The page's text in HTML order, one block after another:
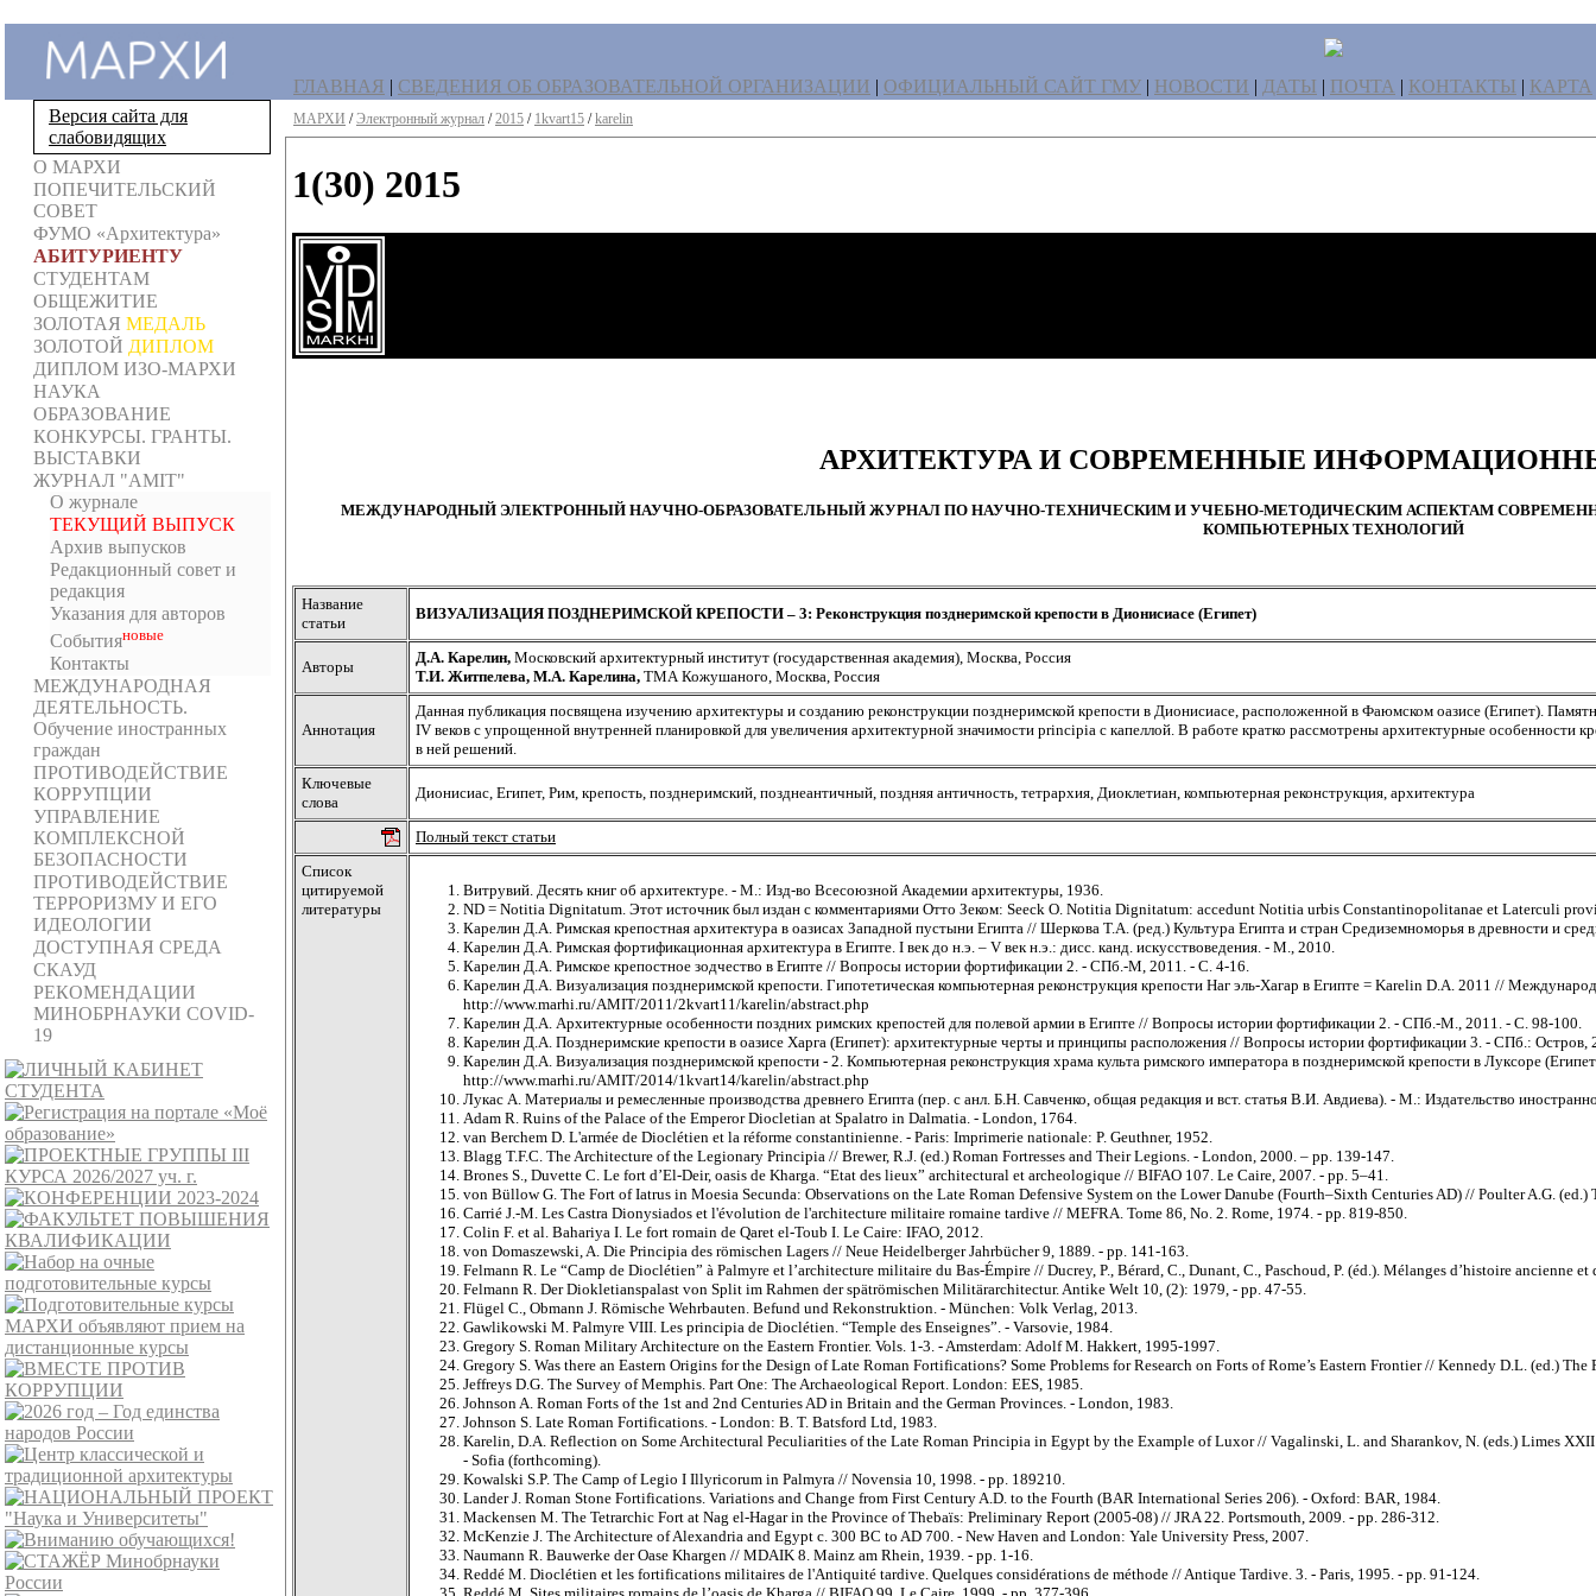
Версия сайта для
слабовидящих
О МАРХИ
ПОПЕЧИТЕЛЬСКИЙ
СОВЕТ
ФУМО «Архитектура»
АБИТУРИЕНТУ
СТУДЕНТАМ
ОБЩЕЖИТИЕ
ЗОЛОТАЯ МЕДАЛЬ
ЗОЛОТОЙ ДИПЛОМ
ДИПЛОМ ИЗО-МАРХИ
НАУКА
ОБРАЗОВАНИЕ
КОНКУРСЫ. ГРАНТЫ.
ВЫСТАВКИ
ЖУРНАЛ "AMIT"
О журнале
ТЕКУЩИЙ ВЫПУСК
Архив выпусков
Редакционный совет и
редакция
Указания для авторов
Событияновыe
Контакты
МЕЖДУНАРОДНАЯ
ДЕЯТЕЛЬНОСТЬ.
Обучение иностранных
граждан
ПРОТИВОДЕЙСТВИЕ
КОРРУПЦИИ
УПРАВЛЕНИЕ
КОМПЛЕКСНОЙ
БЕЗОПАСНОСТИ
ПРОТИВОДЕЙСТВИЕ
ТЕРРОРИЗМУ И ЕГО
ИДЕОЛОГИИ
ДОСТУПНАЯ СРЕДА
СКАУД
РЕКОМЕНДАЦИИ
МИНОБРНАУКИ COVID-
19
ГЛАВНАЯ | СВЕДЕНИЯ ОБ ОБРАЗОВАТЕЛЬНОЙ ОРГАНИЗАЦИИ | ОФИЦИАЛЬНЫЙ САЙТ ГМУ | НОВОСТИ | ДАТЫ | ПОЧТА | КОНТАКТЫ | КАРТА
МАРХИ /Электронный журнал /2015 / 1kvart15 /karelin
1(30) 2015
АРХИТЕКТУРА И СОВРЕМЕННЫЕ
МЕЖДУНАРОДНЫЙ ЭЛЕКТРОННЫЙ НАУЧНО-ОБРАЗОВАТЕЛЬНЫЙ ЖУРНАЛ ПО НАУЧНО-ТЕХНИЧЕСКИМ И УЧЕБНО-МЕТОДИЧЕСКИМ АСПЕКТАМ
КОМПЬЮТЕРНЫХ ТЕХНОЛОГИЙ
Название
статьи
ВИЗУАЛИЗАЦИЯ ПОЗДНЕРИМСКОЙ КРЕПОСТИ – 3: Реконструкция позднеримской крепости в Дионисиасе (Египет)
Авторы
Д.А. Карелин, Московский архитектурный институт (государственная академия), Москва, Россия
Т.И. Житпелева, М.А. Карелина, ТМА Кожушаного, Москва, Россия
Аннотация
Данная публикация посвящена изучению архитектуры и созданию реконструкции позднеримской крепости в Дионисиасе, расположенной в Фаюмском оазисе (Египет).
IV веков с упрощенной внутренней планировкой для увеличения архитектурной значимости principia с капеллой. В работе кратко рассмотрены архитектурные особенности
в ней решений.
Ключевые
слова
Дионисиас, Египет, Рим, крепость, позднеримский, позднеантичный, поздняя античность, тетрархия, Диоклетиан, компьютерная реконструкция, архитектура
Полный текст статьи
Список
цитируемой
литературы
Витрувий. Десять книг об архитектуре. - М.: Изд-во Всесоюзной Академии архитектуры, 1936.
ND = Notitia Dignitatum. Этот источник был издан с комментариями Отто Зеком: Seeck O. Notitia Dignitatum: accedunt Notitia urbis Сonstantinopolitanae et Laterculi
Карелин Д.А. Римская крепостная архитектура в оазисах Западной пустыни Египта // Шеркова Т.А. (ред.) Культура Египта и стран Средиземноморья в древности и
Карелин Д.А. Римская фортификационная архитектура в Египте. I век до н.э. – V век н.э.: дисс. канд. искусствоведения. - М., 2010.
Карелин Д.А. Римское крепостное зодчество в Египте // Вопросы истории фортификации 2. - СПб.-М, 2011. - С. 4-16.
Карелин Д.А. Визуализация позднеримской крепости. Гипотетическая компьютерная реконструкция крепости Наг эль-Хагар в Египте = Karelin D.A. 2011 //
http://www.marhi.ru/AMIT/2011/2kvart11/karelin/abstract.php
Карелин Д.А. Архитектурные особенности поздних римских крепостей для полевой армии в Египте // Вопросы истории фортификации 2. - СПб.-М., 2011. - С. 98-100.
Карелин Д.А. Позднеримские крепости в оазисе Харга (Египет): архитектурные черты и принципы расположения // Вопросы истории фортификации 3. - СПб.: Остров,
Карелин Д.А. Визуализация позднеримской крепости - 2. Компьютерная реконструкция храма культа римского императора в позднеримской крепости в Луксоре
http://www.marhi.ru/AMIT/2014/1kvart14/karelin/abstract.php
Лукас А. Материалы и ремесленные производства древнего Египта (пер. с анл. Б.Н. Савченко, общая редакция и вст. статья В.И. Авдиева). - М.: Издательство
Adam R. Ruins of the Palace of the Emperor Diocletian at Spalatro in Dalmatia. - London, 1764.
van Berchem D. L'armée de Dioclétien et la réforme constantinienne. - Paris: Imprimerie nationale: P. Geuthner, 1952.
Blagg T.F.C. The Architecture of the Legionary Principia // Brewer, R.J. (ed.) Roman Fortresses and Their Legions. - London, 2000. – pp. 139-147.
Brones S., Duvette C. Le fort d’El-Deir, oasis de Kharga. “Etat des lieux” architectural et archeologique // BIFAO 107. Le Caire, 2007. - pp. 5–41.
von Büllow G. The Fort of Iatrus in Moesia Secunda: Observations on the Late Roman Defensive System on the Lower Danube (Fourth–Sixth Centuries AD) // Poulter A.G.
Carrié J.-M. Les Castra Dionysiados et l'évolution de l'architecture militaire romaine tardive // MEFRA. Tome 86, No. 2. Rome, 1974. - pp. 819-850.
Colin F. et al. Bahariya I. Le fort romain de Qaret el-Toub I. Le Caire: IFAO, 2012.
von Domaszewski, A. Die Principia des römischen Lagers // Neue Heidelberger Jahrbücher 9, 1889. - pp. 141-163.
Felmann R. Le “Camp de Dioclétien” à Palmyre et l’architecture militaire du Bas-Émpire // Ducrey, P., Bérard, C., Dunant, C., Paschoud, P. (éd.). Mélanges d’histoire ancienne
Felmann R. Der Diokletianspalast von Split im Rahmen der spätrömischen Militärarchitectur. Antike Welt 10, (2): 1979, - pp. 47-55.
Flügel C., Obmann J. Römische Wehrbauten. Befund und Rekonstruktion. - München: Volk Verlag, 2013.
Gawlikowski M. Palmyre VIII. Les principia de Dioclétien. “Temple des Enseignes”. - Varsovie, 1984.
Gregory S. Roman Military Architecture on the Eastern Frontier. Vols. 1-3. - Amsterdam: Adolf M. Hakkert, 1995-1997.
Gregory S. Was there an Eastern Origins for the Design of Late Roman Fortifications? Some Problems for Research on Forts of Rome’s Eastern Frontier // Kennedy D.L. (ed.)
Jeffreys D.G. The Survey of Memphis. Part One: The Archaeological Report. London: EES, 1985.
Johnson A. Roman Forts of the 1st and 2nd Centuries AD in Britain and the German Provinces. - London, 1983.
Johnson S. Late Roman Fortifications. - London: B. T. Batsford Ltd, 1983.
Karelin, D.A. Reflection on Some Architectural Peculiarities of the Late Roman Principia in Egypt by the Example of Luxor // Vagalinski, L. and Sharankov, N. (eds.) Limes
- Sofia (forthcoming).
Kowalski S.P. The Camp of Legio I Illyricorum in Palmyra // Novensia 10, 1998. - pp. 189210.
Lander J. Roman Stone Fortifications. Variations and Change from First Century A.D. to the Fourth (BAR International Series 206). - Oxford: BAR, 1984.
Mackensen M. The Tetrarchic Fort at Nag el-Hagar in the Province of Thebaïs: Preliminary Report (2005-08) // JRA 22. Portsmouth, 2009. - pp. 286-312.
McKenzie J. The Architecture of Alexandria and Egypt c. 300 BC to AD 700. - New Haven and London: Yale University Press, 2007.
Naumann R. Bauwerke der Oase Khargen // MDAIK 8. Mainz am Rhein, 1939. - pp. 1-16.
Reddé M. Dioclétien et les fortifications militaires de l'Antiquité tardive. Quelques considérations de méthode // Antique Tardive. 3. - Paris, 1995. - pp. 91-124.